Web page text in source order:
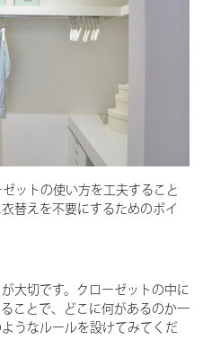
ットの使い方を工夫すること
替えを不要にするためのポイ
大切です。クローゼットの中に
ことで、どこに何があるのか一
うなルールを設けてみてくだ